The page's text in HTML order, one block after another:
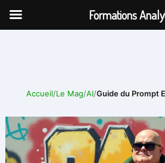
Aller
Accueil/Le Mag/AI/Guide du Prompt
Formations